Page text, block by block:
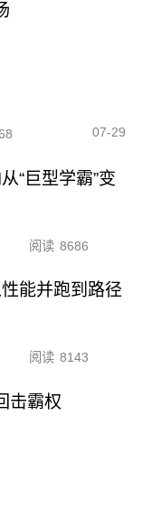
07-29
“巨型学霸”变
阅读 8686
能并跑到路径
阅读 8143
击霸权